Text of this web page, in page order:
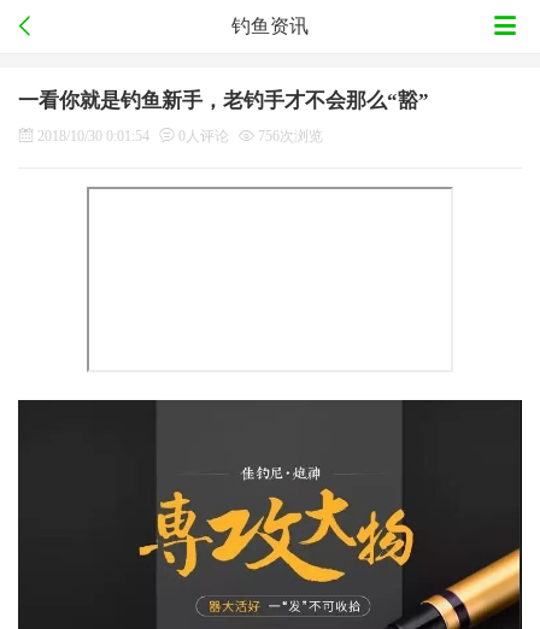
钓鱼资讯
一看你就是钓鱼新手，老钓手才不会那么“豁”
2018/10/30 0:01:54 0人评论 756次浏览